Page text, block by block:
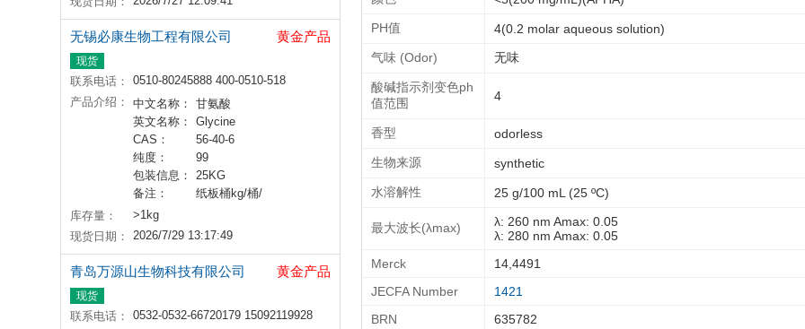
无锡必康生物工程有限公司 黄金产品
现货
联系电话：
0510-80245888 400-0510-518
产品介绍：
中文名称：
甘氨酸
英文名称：
Glycine
CAS：
56-40-6
纯度：
99
包装信息：
25KG
备注：
纸板桶kg/桶/
库存量：
>1kg
现货日期：
2026/7/29 13:17:49
青岛万源山生物科技有限公司 黄金产品
现货
联系电话：
0532-0532-66720179 15092119928
PH值
4(0.2 molar aqueous solution)
气味 (Odor)
无味
酸碱指示剂变色ph
值范围
4
香型
odorless
生物来源
synthetic
水溶解性
25 g/100 mL (25 ºC)
最大波长(λmax)
λ: 260 nm Amax: 0.05
λ: 280 nm Amax: 0.05
Merck
14,4491
JECFA Number
1421
BRN
635782